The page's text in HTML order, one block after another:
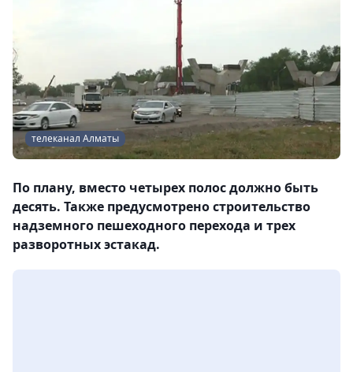
телеканал Алматы
По плану, вместо четырех полос должно быть
десять. Также предусмотрено строительство
надземного пешеходного перехода и трех
разворотных эстакад.